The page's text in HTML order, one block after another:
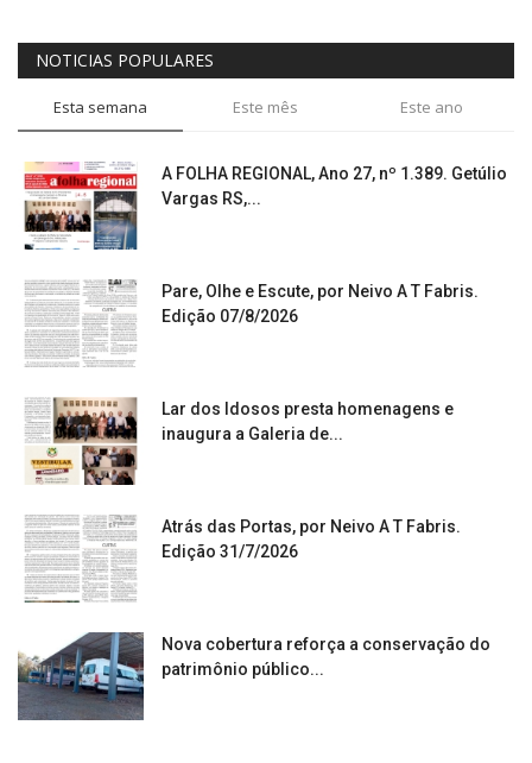
NOTICIAS POPULARES
Esta semana Este mês Este ano
A FOLHA REGIONAL, Ano 27, nº 1.389. Getúlio
Vargas RS,...
Pare, Olhe e Escute, por Neivo A T Fabris.
Edição 07/8/2026
Lar dos Idosos presta homenagens e
inaugura a Galeria de...
Atrás das Portas, por Neivo A T Fabris.
Edição 31/7/2026
Nova cobertura reforça a conservação do
patrimônio público...